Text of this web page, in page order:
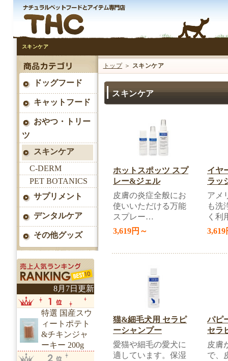
スキンケア
ドッグフード
キャットフード
おやつ・トリー
ツ
スキンケア
C-DERM
PET BOTANICS
サプリメント
デンタルケア
その他グッズ
8月7日更新
特選 国産スウ
ィートポテト
&チキンジャ
ーキー 200g
トップ＞ スキンケア
スキンケア
ホットスポッツ スプ
レー&ジェル
皮膚の炎症全般にお
使いいただける万能
スプレー…
3,619円～
イヤ
ラッ
アメ
も洗
く利
3,619
猫&細毛犬用 セラピ
ーシャンプー
愛猫や細毛の愛犬に
適しています。保湿
パピ
セラ
皮膚
で、